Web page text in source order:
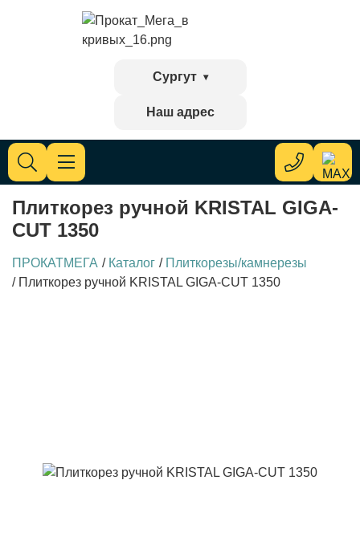
Сургут
Наш адрес
Плиткорез ручной KRISTAL GIGA-
CUT 1350
ПРОКАТМЕГА / Каталог / Плиткорезы/камнерезы
/ Плиткорез ручной KRISTAL GIGA-CUT 1350